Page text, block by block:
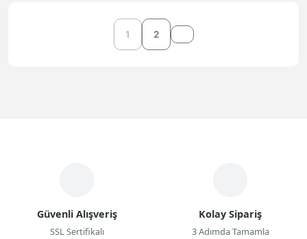
1 2
Güvenli Alışveriş
SSL Sertifikalı
Kolay Sipariş
3 Adımda Tamamla